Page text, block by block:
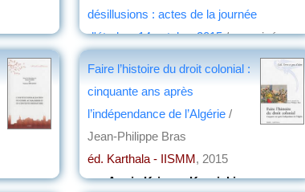
désillusions : actes de la journée
d'études, 14 octobre 2015/ organisée par
la Fondation pour la mémoire de la guerre
d'Algérie, des combats du Maroc et de
Faire l’histoire du droit colonial :
cinquante ans après
l’indépendance de l’Algérie /
Jean-Philippe Bras
éd. Karthala - IISMM, 2015
parAnnie Krieger-Krynicki